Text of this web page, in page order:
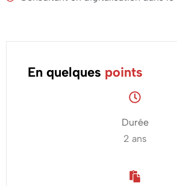
Formation
Manager
En quelques points
Durée
2 ans